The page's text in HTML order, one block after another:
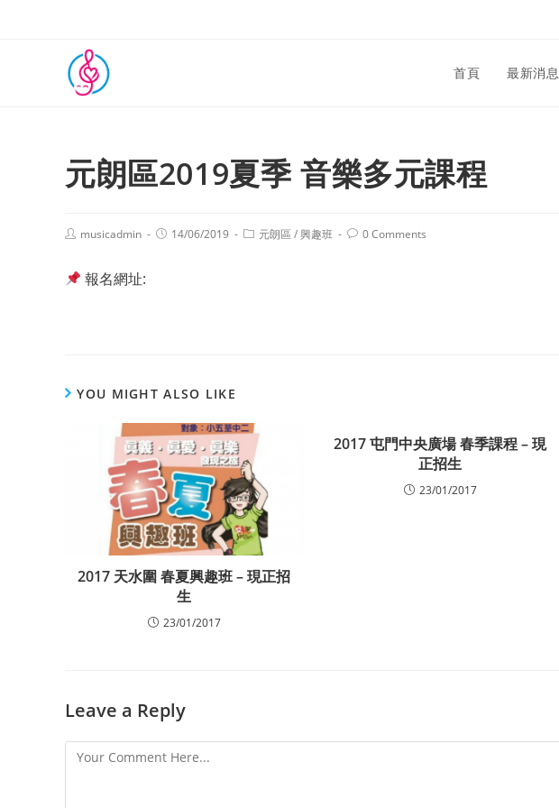
首頁 最新消息
元朗區2019夏季 音樂多元課程
musicadmin 14/06/2019 元朗區 /興趣班 0 Comments
報名網址:
YOU MIGHT ALSO LIKE
2017 天水圍 春夏興趣班 – 現正招
生
23/01/2017
2017 屯門中央廣場 春季課程 – 現
正招生
23/01/2017
Leave a Reply